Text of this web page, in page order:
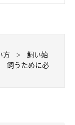
です。
方
飼い始
飼うために必